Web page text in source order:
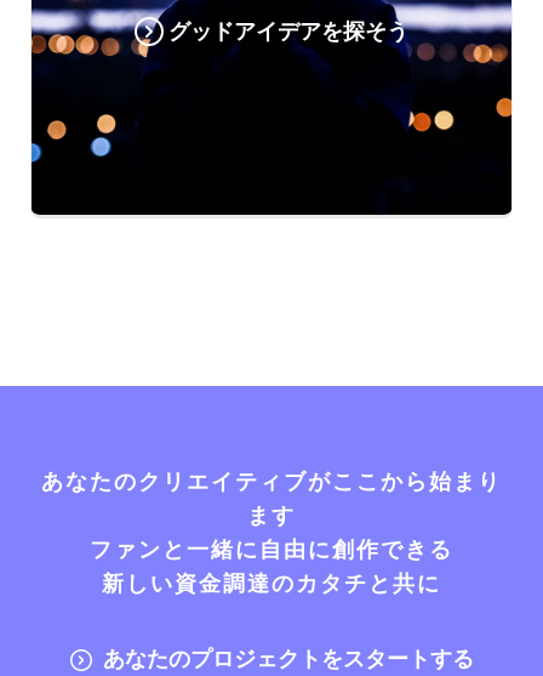
グッドアイデアを探そう
あなたのクリエイティブがここから始まり
ます
ファンと一緒に自由に創作できる
新しい資金調達のカタチと共に
あなたのプロジェクトをスタートする